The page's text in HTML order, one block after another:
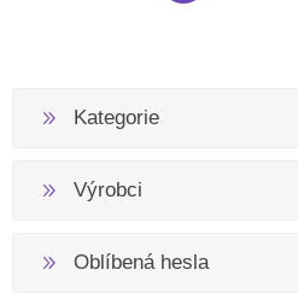
Kategorie
Výrobci
Oblíbená hesla